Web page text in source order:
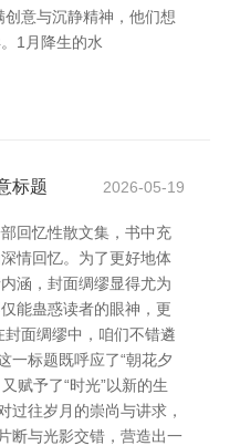
意与沉静精神，他们想
1月降生的水
标题 2026-05-19
回忆性散文集，书中充
情回忆。为了更好地体
涵，封面绸缪显得尤为
能蛊惑读者的眼神，更
面绸缪中，咱们不错遴
一标题既呼应了“朝花夕
赋予了“时光”以新的生
过往岁月的崇尚与讲求，
断与光影交错，营造出一